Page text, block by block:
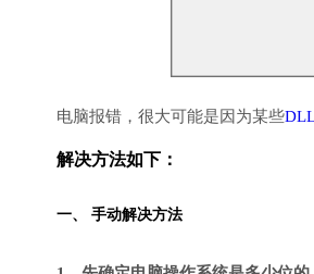
电脑报错，很大可能是因为某些
解决方法如下：
一、 手动解决方法